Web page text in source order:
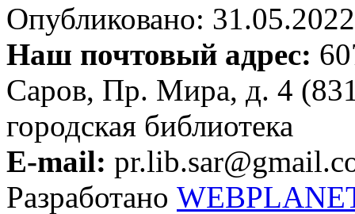
Опубликовано:
Наш почтовый адрес:
Саров, Пр. Мира, д. 4
городская библиотека
E-mail:
Разработано